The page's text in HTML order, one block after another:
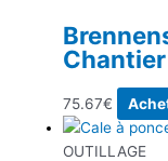
Chantier
75.67€
OUTILLAGE